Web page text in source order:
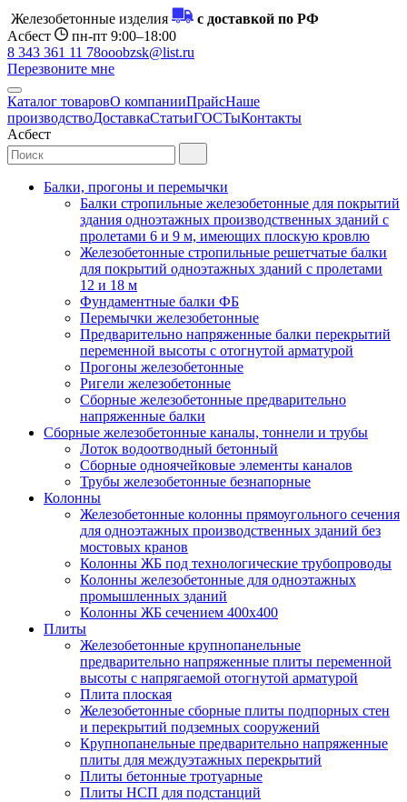
Железобетонные изделия
с доставкой по РФ
Асбест
пн-пт 9:00–18:00
8 343 361 11 78ooobzsk@list.ru
Перезвоните мне
Каталог товаровО компанииПрайсНаше
производствоДоставкаСтатьиГОСТыКонтакты
Асбест
Балки, прогоны и перемычки
Балки стропильные железобетонные для покрытий
здания одноэтажных производственных зданий с
пролетами 6 и 9 м, имеющих плоскую кровлю
Железобетонные стропильные решетчатые балки
для покрытий одноэтажных зданий с пролетами
12 и 18 м
Фундаментные балки ФБ
Перемычки железобетонные
Предварительно напряженные балки перекрытий
переменной высоты с отогнутой арматурой
Прогоны железобетонные
Ригели железобетонные
Сборные железобетонные предварительно
напряженные балки
Сборные железобетонные каналы, тоннели и трубы
Лоток водоотводный бетонный
Сборные одноячейковые элементы каналов
Трубы железобетонные безнапорные
Колонны
Железобетонные колонны прямоугольного сечения
для одноэтажных производственных зданий без
мостовых кранов
Колонны ЖБ под технологические трубопроводы
Колонны железобетонные для одноэтажных
промышленных зданий
Колонны ЖБ сечением 400х400
Плиты
Железобетонные крупнопанельные
предварительно напряженные плиты переменной
высоты с напрягаемой отогнутой арматурой
Плита плоская
Железобетонные сборные плиты подпорных стен
и перекрытий подземных сооружений
Крупнопанельные предварительно напряженные
плиты для междуэтажных перекрытий
Плиты бетонные тротуарные
Плиты НСП для подстанций